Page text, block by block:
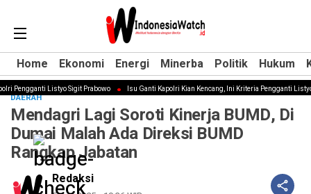
Home Ekonomi Energi Minerba Politik Hukum
Home Ekonomi Energi Minerba Politik Hukum
Pengganti Listyo Sigit Prabowo Isu Ganti Kapolri Kian Kencang, Ini Kriteria Pengganti Listyo
DAERAH
Mendagri Lagi Soroti Kinerja BUMD, Di
Dumai Malah Ada Direksi BUMD
Rangkap Jabatan
Redaksi